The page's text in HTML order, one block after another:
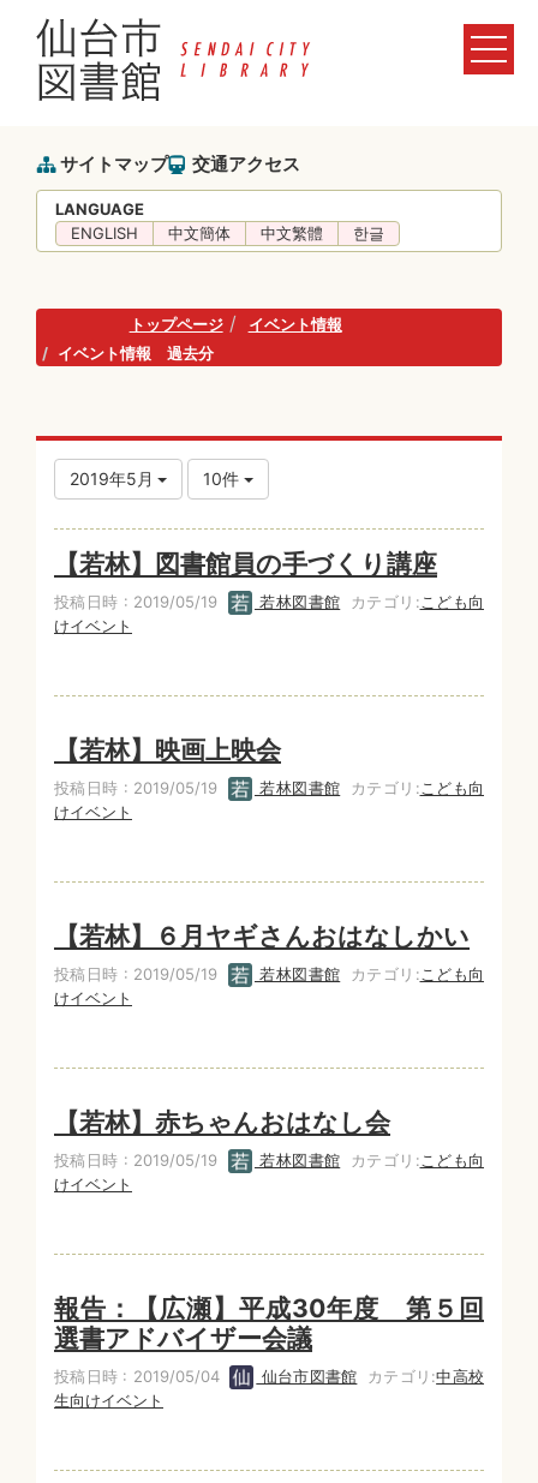
サイトマップ 交通アクセス
LANGUAGE
ENGLISH
中文簡体 中文繁體 한글
トップページ
イベント情報
イベント情報 過去分
2019年5月 10件
【若林】図書館員の手づくり講座
投稿日時 : 2019/05/19 若林図書館 カテゴリ: こども向
けイベント
【若林】映画上映会
投稿日時 : 2019/05/19 若林図書館 カテゴリ: こども向
けイベント
【若林】６月ヤギさんおはなしかい
投稿日時 : 2019/05/19 若林図書館 カテゴリ: こども向
けイベント
【若林】赤ちゃんおはなし会
投稿日時 : 2019/05/19 若林図書館 カテゴリ: こども向
けイベント
報告：【広瀬】平成30年度 第５回
選書アドバイザー会議
投稿日時 : 2019/05/04 仙台市図書館 カテゴリ:中高校
生向けイベント